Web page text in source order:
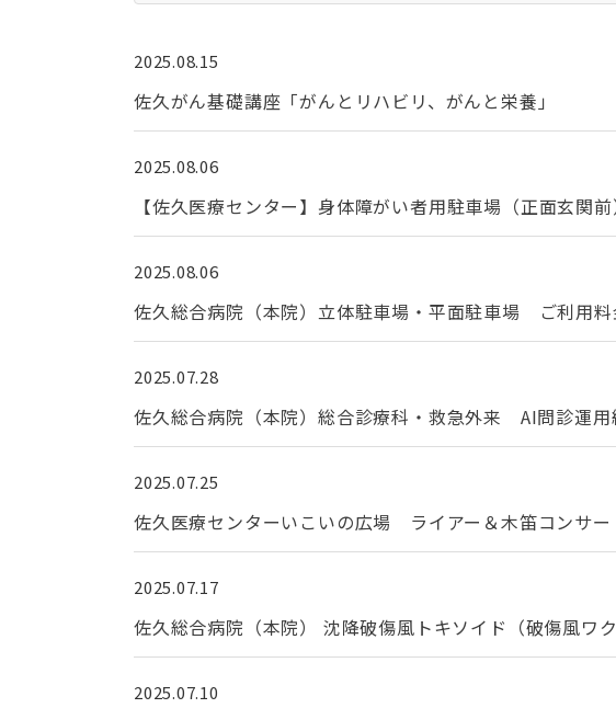
2025.08.15
佐久がん基礎講座「がんとリハビリ、がんと栄養」
2025.08.06
【佐久医療センター】身体障がい者用駐車場（正面玄関
2025.08.06
佐久総合病院（本院）立体駐車場・平面駐車場 ご利用料
2025.07.28
佐久総合病院（本院）総合診療科・救急外来 AI問診運用
2025.07.25
佐久医療センターいこいの広場 ライアー＆木笛コンサー
2025.07.17
佐久総合病院（本院） 沈降破傷風トキソイド（破傷風ワ
2025.07.10